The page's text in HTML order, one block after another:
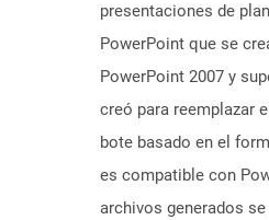
presentaciones de
PowerPoint que se
PowerPoint 2007 y
creó para reemplazar
bote basado en el
es compatible con
archivos generados